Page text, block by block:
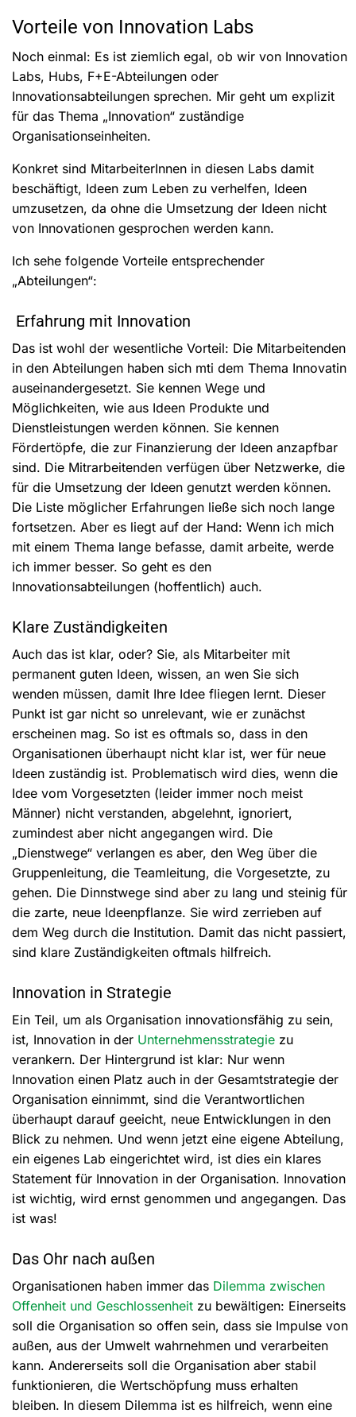
Vorteile von Innovation Labs
Noch einmal: Es ist ziemlich egal, ob wir von Innovation
Labs, Hubs, F+E-Abteilungen oder
Innovationsabteilungen sprechen. Mir geht um explizit
für das Thema „Innovation“ zuständige
Organisationseinheiten.
Konkret sind MitarbeiterInnen in diesen Labs damit
beschäftigt, Ideen zum Leben zu verhelfen, Ideen
umzusetzen, da ohne die Umsetzung der Ideen nicht
von Innovationen gesprochen werden kann.
Ich sehe folgende Vorteile entsprechender
„Abteilungen“:
Erfahrung mit Innovation
Das ist wohl der wesentliche Vorteil: Die Mitarbeitenden
in den Abteilungen haben sich mti dem Thema Innovatin
auseinandergesetzt. Sie kennen Wege und
Möglichkeiten, wie aus Ideen Produkte und
Dienstleistungen werden können. Sie kennen
Fördertöpfe, die zur Finanzierung der Ideen anzapfbar
sind. Die Mitrarbeitenden verfügen über Netzwerke, die
für die Umsetzung der Ideen genutzt werden können.
Die Liste möglicher Erfahrungen ließe sich noch lange
fortsetzen. Aber es liegt auf der Hand: Wenn ich mich
mit einem Thema lange befasse, damit arbeite, werde
ich immer besser. So geht es den
Innovationsabteilungen (hoffentlich) auch.
Klare Zuständigkeiten
Auch das ist klar, oder? Sie, als Mitarbeiter mit
permanent guten Ideen, wissen, an wen Sie sich
wenden müssen, damit Ihre Idee fliegen lernt. Dieser
Punkt ist gar nicht so unrelevant, wie er zunächst
erscheinen mag. So ist es oftmals so, dass in den
Organisationen überhaupt nicht klar ist, wer für neue
Ideen zuständig ist. Problematisch wird dies, wenn die
Idee vom Vorgesetzten (leider immer noch meist
Männer) nicht verstanden, abgelehnt, ignoriert,
zumindest aber nicht angegangen wird. Die
„Dienstwege“ verlangen es aber, den Weg über die
Gruppenleitung, die Teamleitung, die Vorgesetzte, zu
gehen. Die Dinnstwege sind aber zu lang und steinig für
die zarte, neue Ideenpflanze. Sie wird zerrieben auf
dem Weg durch die Institution. Damit das nicht passiert,
sind klare Zuständigkeiten oftmals hilfreich.
Innovation in Strategie
Ein Teil, um als Organisation innovationsfähig zu sein,
ist, Innovation in der Unternehmensstrategie zu
verankern. Der Hintergrund ist klar: Nur wenn
Innovation einen Platz auch in der Gesamtstrategie der
Organisation einnimmt, sind die Verantwortlichen
überhaupt darauf geeicht, neue Entwicklungen in den
Blick zu nehmen. Und wenn jetzt eine eigene Abteilung,
ein eigenes Lab eingerichtet wird, ist dies ein klares
Statement für Innovation in der Organisation. Innovation
ist wichtig, wird ernst genommen und angegangen. Das
ist was!
Das Ohr nach außen
Organisationen haben immer das Dilemma zwischen
Offenheit und Geschlossenheit zu bewältigen: Einerseits
soll die Organisation so offen sein, dass sie Impulse von
außen, aus der Umwelt wahrnehmen und verarbeiten
kann. Andererseits soll die Organisation aber stabil
funktionieren, die Wertschöpfung muss erhalten
bleiben. In diesem Dilemma ist es hilfreich, wenn eine